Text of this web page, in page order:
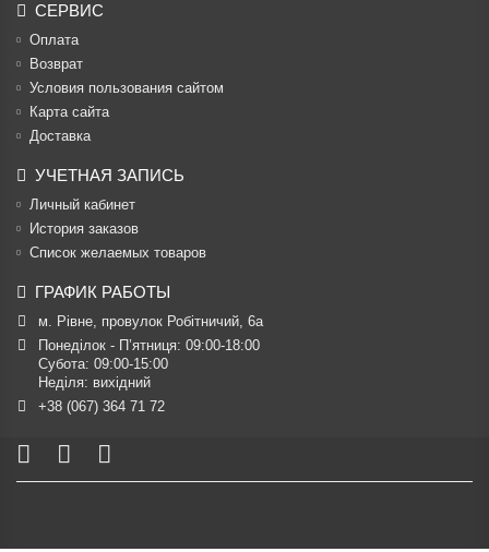
СЕРВИС
Оплата
Возврат
Условия пользования сайтом
Карта сайта
Доставка
УЧЕТНАЯ ЗАПИСЬ
Личный кабинет
История заказов
Список желаемых товаров
ГРАФИК РАБОТЫ
м. Рівне, провулок Робітничий, 6а
Понеділок - П’ятниця: 09:00-18:00
Субота: 09:00-15:00
Неділя: вихідний
+38 (067) 364 71 72